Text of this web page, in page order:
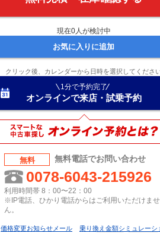
現在0人が検討中
お気に入りに追加
クリック後、カレンダーから日時を選択してくださ
1分で予約完了
オンラインで来店・試乗予約
無料 無料電話でお問い合わせ
0078-6043-215926
利用時間帯 8：00〜22：00
※IP電話、ひかり電話からはご利用いただけませ
ん。
価格変更お知らせメール
乗り換え金額シミュレーシ